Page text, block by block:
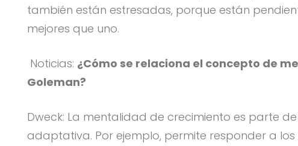
también están estresadas, porque están
mejores que uno.
Noticias: ¿Cómo se relaciona el concepto de
Goleman?
Dweck: La mentalidad de crecimiento es parte
adaptativa. Por ejemplo, permite responder a